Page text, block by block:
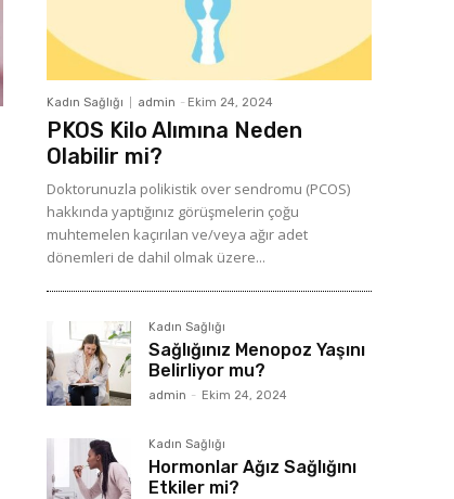
Kadın Sağlığı admin - Ekim 24, 2024
PKOS Kilo Alımına Neden
Olabilir mi?
Doktorunuzla polikistik over sendromu (PCOS)
hakkında yaptığınız görüşmelerin çoğu
muhtemelen kaçırılan ve/veya ağır adet
dönemleri de dahil olmak üzere...
Kadın Sağlığı
Sağlığınız Menopoz Yaşını
Belirliyor mu?
admin - Ekim 24, 2024
Kadın Sağlığı
Hormonlar Ağız Sağlığını
Etkiler mi?